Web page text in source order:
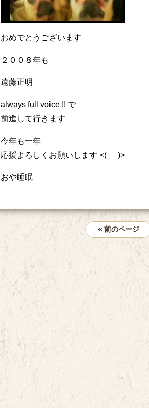
おめでとうございます
２００８年も
遠藤正明
always full voice !! で
前進して行きます
今年も一年
応援よろしくお願いします <(_ _)>
おや睡眠
« 前のページ